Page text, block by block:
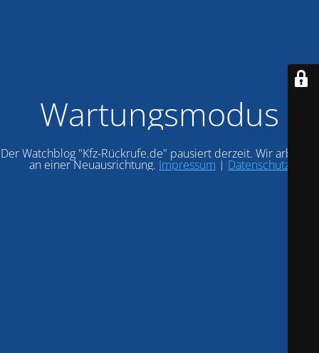
Wartungsmodus
Der Watchblog "Kfz-Rückrufe.de" pausiert derzeit. Wir arbeiten
an einer Neuausrichtung. Impressum | Datenschutz